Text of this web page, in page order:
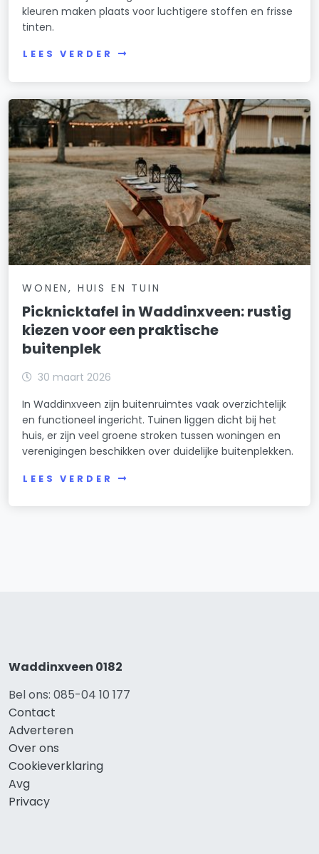
kleuren maken plaats voor luchtigere stoffen en frisse
tinten.
LEES VERDER
WONEN, HUIS EN TUIN
Picknicktafel in Waddinxveen: rustig
kiezen voor een praktische
buitenplek
30 maart 2026
In Waddinxveen zijn buitenruimtes vaak overzichtelijk
en functioneel ingericht. Tuinen liggen dicht bij het
huis, er zijn veel groene stroken tussen woningen en
verenigingen beschikken over duidelijke buitenplekken.
LEES VERDER
Waddinxveen 0182
Bel ons: 085-04 10 177
Contact
Adverteren
Over ons
Cookieverklaring
Avg
Privacy